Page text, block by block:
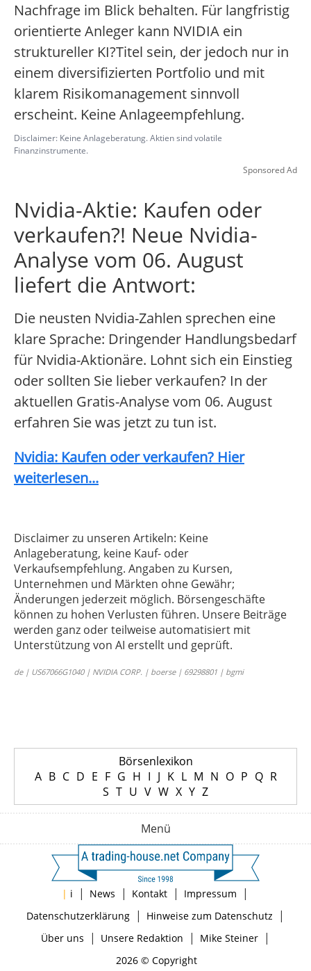
Nachfrage im Blick behalten. Für langfristig
orientierte Anleger kann NVIDIA ein
struktureller KI?Titel sein, der jedoch nur in
einem diversifizierten Portfolio und mit
klarem Risikomanagement sinnvoll
erscheint. Keine Anlageempfehlung.
Disclaimer: Keine Anlageberatung. Aktien sind volatile
Finanzinstrumente.
Sponsored Ad
Nvidia-Aktie: Kaufen oder
verkaufen?! Neue Nvidia-
Analyse vom 06. August
liefert die Antwort:
Die neusten Nvidia-Zahlen sprechen eine
klare Sprache: Dringender Handlungsbedarf
für Nvidia-Aktionäre. Lohnt sich ein Einstieg
oder sollten Sie lieber verkaufen? In der
aktuellen Gratis-Analyse vom 06. August
erfahren Sie was jetzt zu tun ist.
Nvidia: Kaufen oder verkaufen? Hier
weiterlesen...
Disclaimer zu unseren Artikeln: Keine
Anlageberatung, keine Kauf- oder
Verkaufsempfehlung. Angaben zu Kursen,
Unternehmen und Märkten ohne Gewähr;
Änderungen jederzeit möglich. Börsengeschäfte
können zu hohen Verlusten führen. Unsere Beiträge
werden ganz oder teilweise automatisiert mit
Unterstützung von AI erstellt und geprüft.
de | US67066G1040 | NVIDIA CORP. | boerse | 69298801 | bgmi
Börsenlexikon
A B C D E F G H I J K L M N O P Q R
S T U V W X Y Z
Menü
| i | News | Kontakt | Impressum |
Datenschutzerklärung| Hinweise zum Datenschutz |
Über uns | Unsere Redaktion | Mike Steiner|
2026 © Copyright